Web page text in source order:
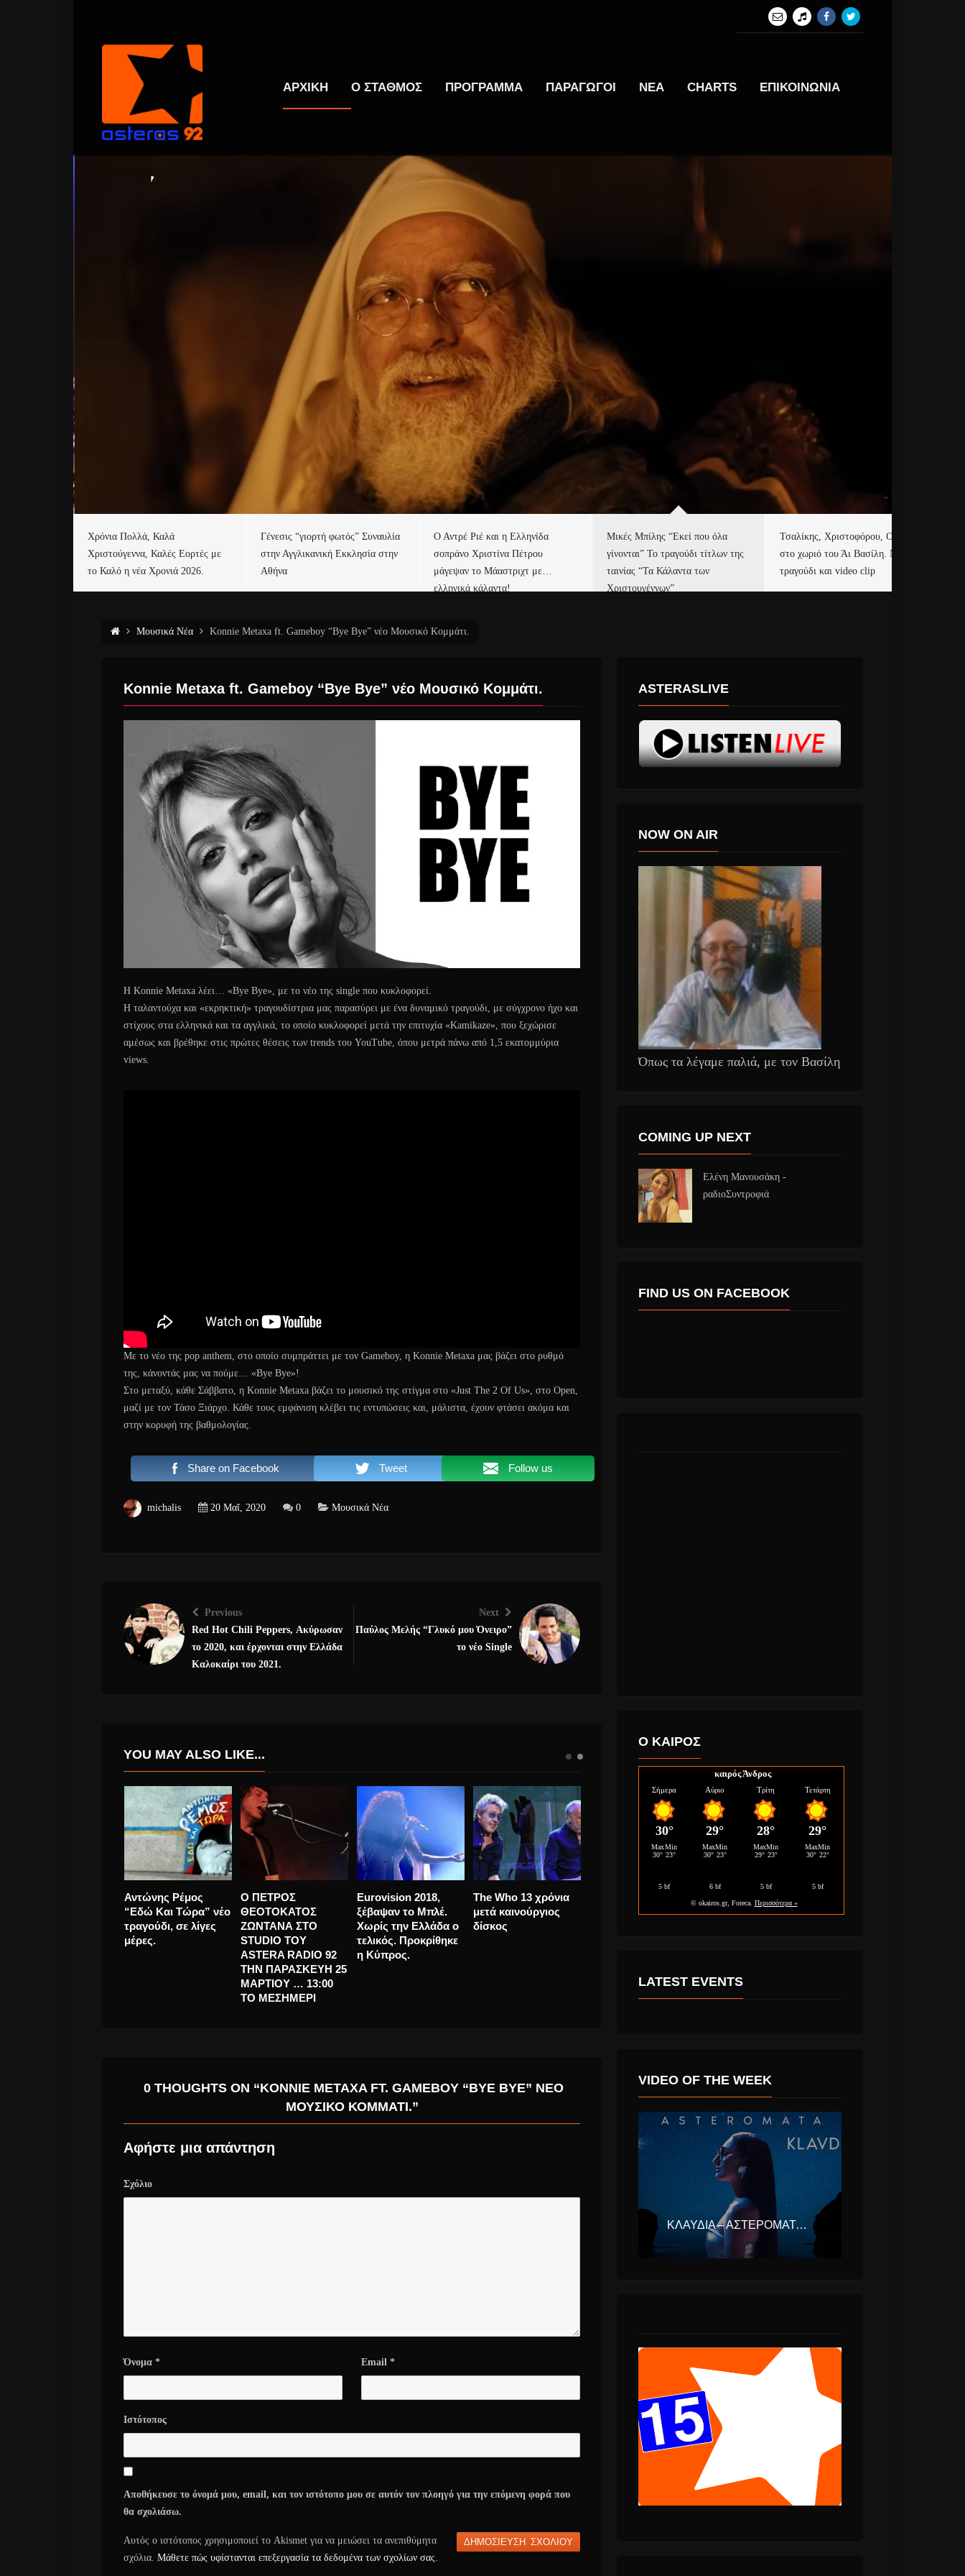
ΑΡΧΙΚΗ Ο ΣΤΑΘΜΟΣ ΠΡΟΓΡΑΜΜΑ ΠΑΡΑΓΩΓΟΙ ΝΕΑ CHARTS ΕΠΙΚΟΙΝΩΝΙΑ
Χρόνια Πολλά, Καλά
Χριστούγεννα, Καλές Εορτές με
το Καλό η νέα Χρονιά 2026.
Γένεσις “γιορτή φωτός” Συναυλία
στην Αγγλικανική Εκκλησία στην
Αθήνα
Ο Αντρέ Ριέ και η Ελληνίδα
σοπράνο Χριστίνα Πέτρου
μάγεψαν το Μάαστριχτ με…
ελληνικά κάλαντα!
Μικές Μπίλης “Εκεί που όλα
γίνονται” Το τραγούδι τίτλων της
ταινίας “Τα Κάλαντα των
Χριστουγέννων”
Τσαλίκης, Χριστοφόρου, ONE
στο χωριό του Άι Βασίλη. Νέο
τραγούδι και video clip
Μουσικά Νέα Konnie Metaxa ft. Gameboy “Bye Bye” νέο Μουσικό Κομμάτι.
Konnie Metaxa ft. Gameboy “Bye Bye” νέο Μουσικό Κομμάτι.
Η Konnie Metaxa λέει… «Bye Bye», με το νέο της single που κυκλοφορεί.
Η ταλαντούχα και «εκρηκτική» τραγουδίστρια μας παρασύρει με ένα δυναμικό τραγούδι, με σύγχρονο ήχο και
στίχους στα ελληνικά και τα αγγλικά, το οποίο κυκλοφορεί μετά την επιτυχία «Kamikaze», που ξεχώρισε
αμέσως και βρέθηκε στις πρώτες θέσεις των trends του YouTube, όπου μετρά πάνω από 1,5 εκατομμύρια
views.
Με το νέο της pop anthem, στο οποίο συμπράττει με τον Gameboy, η Konnie Metaxa μας βάζει στο ρυθμό
της, κάνοντάς μας να πούμε… «Bye Bye»!
Στο μεταξύ, κάθε Σάββατο, η Konnie Metaxa βάζει το μουσικό της στίγμα στο «Just The 2 Of Us», στο Open,
μαζί με τον Τάσο Ξιάρχο. Κάθε τους εμφάνιση κλέβει τις εντυπώσεις και, μάλιστα, έχουν φτάσει ακόμα και
στην κορυφή της βαθμολογίας.
Share on Facebook Tweet Follow us
michalis 20 Μαΐ, 2020 0 Μουσικά Νέα
Previous
Red Hot Chili Peppers, Ακύρωσαν
το 2020, και έρχονται στην Ελλάδα
Καλοκαίρι του 2021.
Next
Παύλος Μελής “Γλυκό μου Όνειρο”
το νέο Single
YOU MAY ALSO LIKE...
In the Woods , μετά
από 17 χρόνια
απουσίας
επιστρέφουν…
Leonard Cohen “The
Goal” Το πρώτο
τραγούδι του αφού
έφυγε.
Αντώνης Ρέμος
“Εδώ Και Τώρα” νέο
τραγούδι, σε λίγες
μέρες.
Ο ΠΕΤΡΟΣ
ΘΕΟΤΟΚΑΤΟΣ
ΖΩΝΤΑΝΑ ΣΤΟ
ξέβαψαν το Μπλέ.
The Who 13 χρόνια
μετά καινούργιος
0 THOUGHTS ON “KONNIE METAXA FT. GAMEBOY “BYE BYE” ΝΈΟ
ΜΟΥΣΙΚΌ ΚΟΜΜΆΤΙ.”
Αφήστε μια απάντηση
Σχόλιο
Όνομα * Email *
Ιστότοπος
Αποθήκευσε το όνομά μου, email, και τον ιστότοπο μου σε αυτόν τον πλοηγό για την επόμενη φορά που
θα σχολιάσω.
Αυτός ο ιστότοπος χρησιμοποιεί το Akismet για να μειώσει τα ανεπιθύμητα
σχόλια. Μάθετε πώς υφίστανται επεξεργασία τα δεδομένα των σχολίων σας
ASTERASLIVE
NOW ON AIR
Όπως τα λέγαμε παλιά, με τον Βασίλη
COMING UP NEXT
Ελένη Μανουσάκη -
ραδιοΣυντροφιά
FIND US ON FACEBOOK
Ο ΚΑΙΡΟΣ
καιρός Άνδρος
LATEST EVENTS
VIDEO OF THE WEEK
ΚΛΑΥΔΊΑ – ΑΣΤΕΡΟΜΆΤΑ (EUROVISION ΕΛΛΆΔΑ 2025)